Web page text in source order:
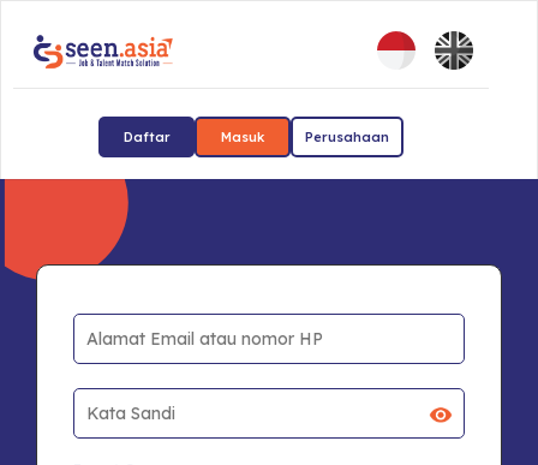
Daftar Masuk Perusahaan